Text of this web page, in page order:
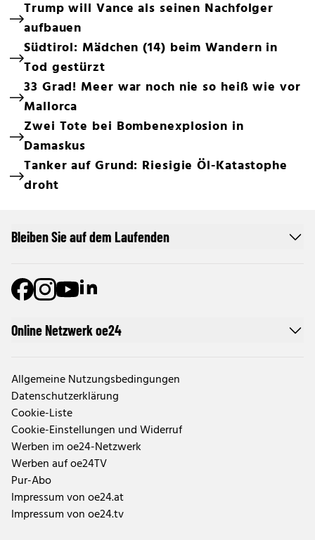
Trump will Vance als seinen Nachfolger
aufbauen
Südtirol: Mädchen (14) beim Wandern in
Tod gestürzt
33 Grad! Meer war noch nie so heiß wie vor
Mallorca
Zwei Tote bei Bombenexplosion in
Damaskus
Tanker auf Grund: Riesigie Öl-Katastophe
droht
Online Netzwerk oe24
Allgemeine Nutzungsbedingungen
Datenschutzerklärung
Cookie-Liste
Cookie-Einstellungen und Widerruf
Werben im oe24-Netzwerk
Werben auf oe24TV
Pur-Abo
Impressum von oe24.at
Impressum von oe24.tv
Bleiben Sie auf dem Laufenden